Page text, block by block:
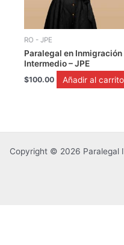
RO - JPE
Paralegal en Inmigración
Intermedio – JPE
$100.00 Añadir al carrito
Copyright © 2026 Paralegal